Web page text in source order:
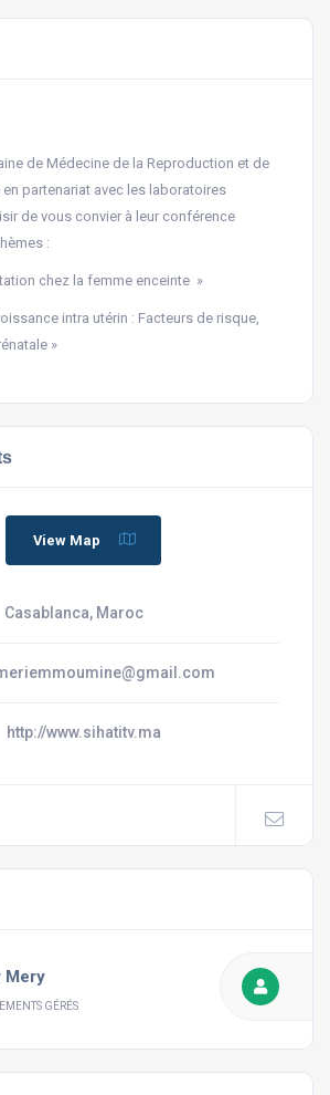
de Médecine de la Reproduction et de
partenariat avec les laboratoires
de vous convier à leur conférence
:
chez la femme enceinte »
intra utérin : Facteurs de risque,
»
View Map
Casablanca, Maroc
http://www.sihatitv.ma
Mery
GÉRÉS